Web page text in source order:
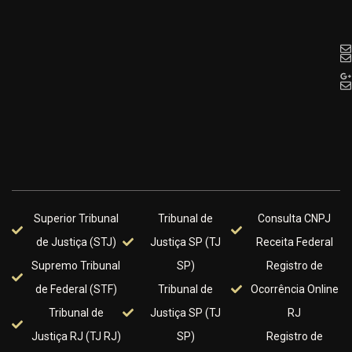
Superior Tribunal
de Justiça (STJ)
Supremo Tribunal
de Federal (STF)
Tribunal de
Justiça RJ (TJ RJ)
Tribunal de
Justiça SP (TJ
SP)
Tribunal de
Justiça SP (TJ
SP)
Consulta CNPJ
Receita Federal
Registro de
Ocorrência Online
RJ
Registro de